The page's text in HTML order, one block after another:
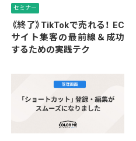
セミナー
《終了》TikTokで売れる！ EC
サイト集客の最前線＆成功
するための実践テク